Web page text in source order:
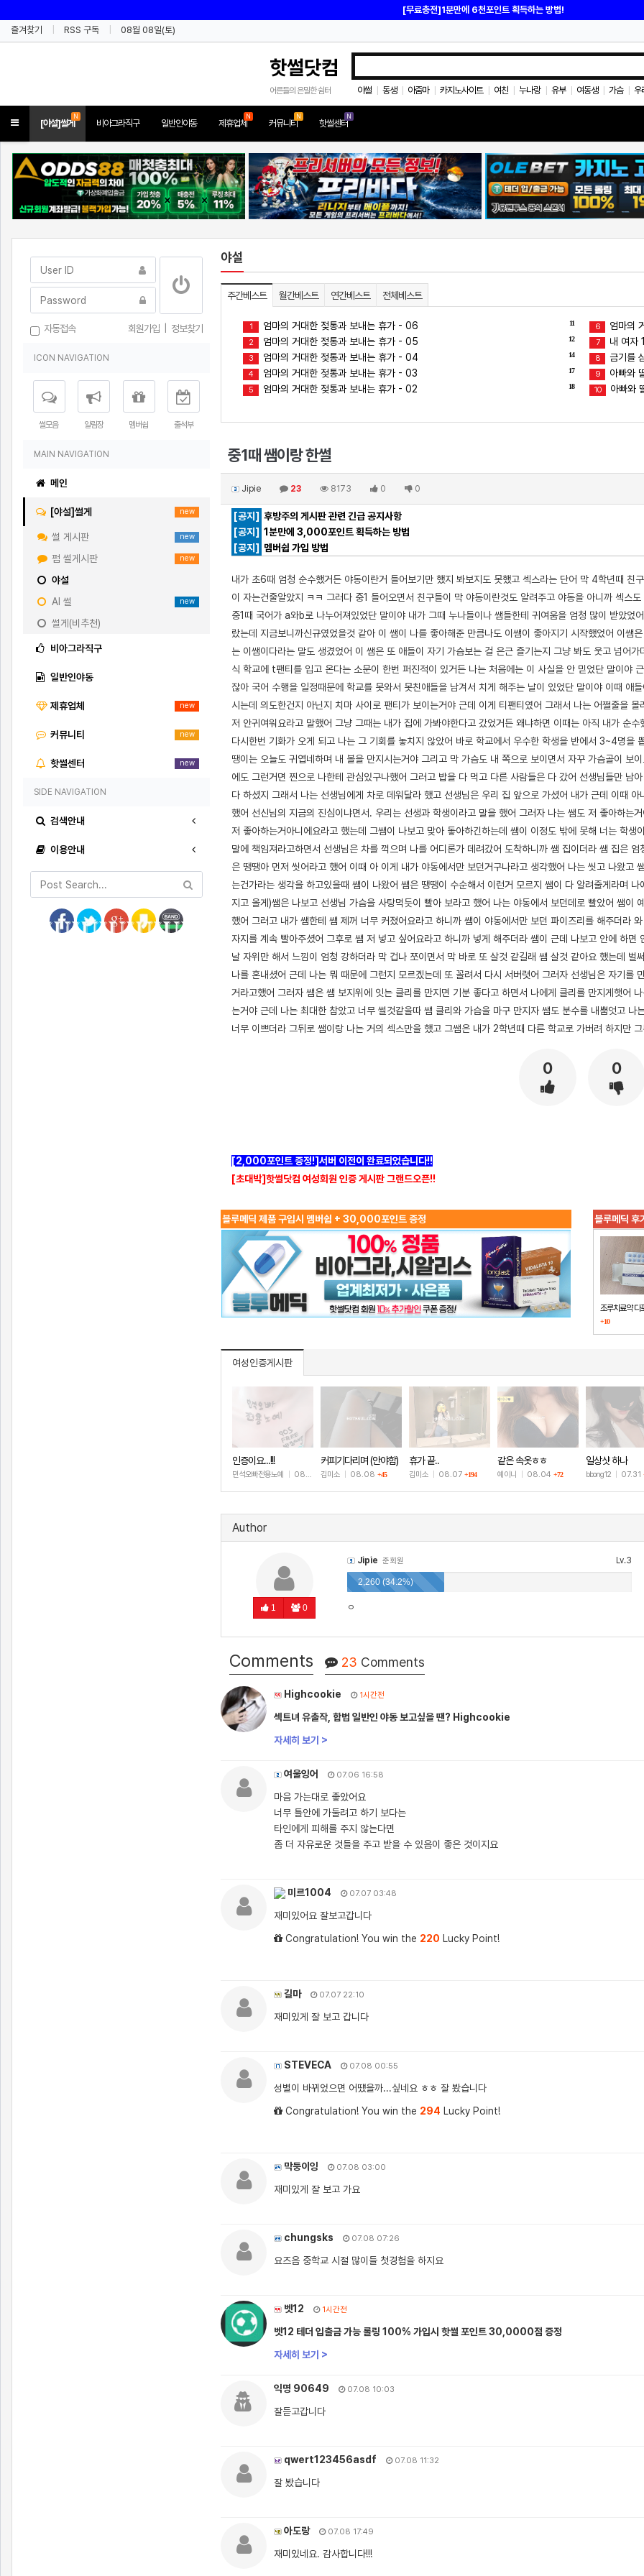
[무료충전]1분만에 6천포인트 획득하는 방법!
즐겨찾기
RSS 구독 08월 08일(토)
핫썰닷컴
어른들의 은밀한 쉼터 야썰 동생 아줌마 카지노사이트 여친 누나랑 유부 여동생 가슴 우
Toggle[야설]썰게
N
비아그라직구 일반인야동 제휴업체
N
커뮤니티
N
핫썰센터
N
야설
주간베스트 월간베스트 연간베스트 전체베스트
11
1 엄마의 거대한 젖통과 보내는 휴가 - 06
12
2 엄마의 거대한 젖통과 보내는 휴가 - 05
14
3 엄마의 거대한 젖통과 보내는 휴가 - 04
17
4 엄마의 거대한 젖통과 보내는 휴가 - 03
18
5 엄마의 거대한 젖통과 보내는 휴가 - 02
6 엄마의
7 내 여자 1
8 금기를
9 아빠와
10 아빠와
중1때 쌤이랑 한썰
Jipie 23 8173 0 0
[공지] 후방주의 게시판 관련 긴급 공지사항
[공지] 1분만에 3,000포인트 획득하는 방법
[공지]
멤버쉽 가입 방법
내가 초6때 엄청 순수했거든 야동이란거 들어보기만 했지 봐보지도 못했고 섹스라는 단어 막 4학년때 친
이 자는건줄알았지 ㅋㅋ 그러다 중1 들어오면서 친구들이 막 야동이란것도 알려주고 야동을 아니까 섹스
중1때 국어가 a와b로 나누어져있었단 말이야 내가 그때 누나들이나 쌤들한테 귀여움을 엄청 많이 받았
랐는데 지금보니까신규였었을것 같아 이 쌤이 나를 좋아해준 만큼나도 이쌤이 좋아지기 시작했었어 이쌤
는 이쌤이다라는 말도 생겼었어 이 쌤은 또 애들이 자기 가슴보는 걸 은근 즐기는지 그냥 봐도 웃고 넘어
식 학교에 t팬티를 입고 온다는 소문이 한번 퍼진적이 있거든 나는 처음에는 이 사실을 안 믿었단 말이야
잖아 국어 수행을 일정때문에 학교를 못와서 못친애들을 남겨서 치게 해주는 날이 있었단 말이야 이때 애
시는데 의도한건지 아닌지 치마 사이로 팬티가 보이는거야 근데 이게 티팬티였어 그래서 나는 어쩔줄을
저 안귀여워요라고 말했어 그냥 그때는 내가 집에 가봐야한다고 갔었거든 왜냐하면 이때는 아직 내가 순
다시한번 기화가 오게 되고 나는 그 기회를 놓치지 않았어 바로 학교에서 우수한 학생을 반에서 3~4명을
땡이는 오늘도 귀엽네하며 내 볼을 만지시는거야 그리고 막 가슴도 내 쪽으로 보이면서 자꾸 가슴골이 보
에도 그런거면 찐으로 나한테 관심있구나했어 그러고 밥을 다 먹고 다른 사람들은 다 갔어 선생님들만 남
다 하셨지 그래서 나는 선생님에게 차로 데워달라 했고 선생님은 우리 집 앞으로 가셨어 내가 근데 이때
했어 선신님의 지금의 진심이냐면서. 우리는 선생과 학생이라고 말을 했어 그러자 나는 쌤도 저 좋아하는
저 좋아하는거아니에요라고 했는데 그쌤이 나보고 맞아 돟아하긴하는데 쌤이 이정도 밖에 못해 너는 학
말에 책임져라고하면서 선생님은 차를 꺽으며 나를 어디론가 데려갔어 도착하니까 쌤 집이더라 쌤 집은
은 땡땡아 먼저 씻어라고 했어 이때 아 이게 내가 야동에서만 보던거구나라고 생각했어 나는 씻고 나왔
는건가라는 생각을 하고있을때 쌤이 나왔어 쌤은 땡땡이 수순해서 이런거 모르지 쌤이 다 알려줄게라며
지고 올게)쌤은 나보고 선생님 가슴을 사탕먹듯이 빨아 보라고 했어 나는 야동에서 보던데로 빨았어 쌤이
했어 그러고 내가 쌤한테 쌤 제꺼 너무 커졌어요라고 하니까 쌤이 야동에서만 보던 파이즈리를 해주더라
자지를 계속 빨아주셨어 그후로 쌤 저 넣고 싶어요라고 하니까 넣게 해주더라 쌤이 근데 나보고 안에 하
날 자위만 해서 느낌이 엄청 강하더라 막 겁나 쪼이면서 막 바로 또 살것 같길래 쌤 살것 같아요 했는데
나를 혼내셨어 근데 나는 뭐 때문에 그런지 모르겠는데 또 꼴려서 다시 서버렷어 그러자 선생님은 자기를
거라고했어 그러자 쌤은 쌤 보지위에 잇는 클리를 만지면 기분 좋다고 하면서 나에게 클리를 만지게햇어
는거야 근데 나는 최대한 참았고 너무 썰것같을따 쌤 클리와 가슴을 마구 만지자 쌤도 분수를 내뿜엇고 나
너무 이쁘더라 그뒤로 쌤이랑 나는 거의 섹스만을 했고 그쌤은 내가 2학년때 다른 학교로 가버려 하지만
0 0
[2,000포인트 증정!]서버 이전이 완료되었습니다!!
[초대박]핫썰닷컴 여성회원 인증 게시판 그랜드오픈!!
블루메딕 제품 구입시 멤버쉽 + 30,000포인트 증정 블루메딕
조루치료약 다
했습니다
+10
여성인증게시판
인증이요...!!!
민석오빠전용노예 08.08 +19
커피기다리며 (안야함)
김미소 08.08 +45
휴가 끝..
김미소 08.07 +194
같은 속옷ㅎㅎ
예이니 08.04 +72
일상샷 하나
bbong12 07.31
Author
1 0
Lv.3
Jipie 준회원
2,260 (34.2%)
ㅇ
Comments 23 Comments
Highcookie 1시간전
섹트녀 유출작, 합법 일반인 야동 보고싶을 땐? Highcookie
자세히 보기 >
여울잉어 07.06 16:58
마음 가는대로 좋았어요
너무 틀안에 가둘려고 하기 보다는
타인에게 피해를 주지 않는다면
좀 더 자유로운 것들을 주고 받을 수 있음이 좋은 것이지요
미르1004 07.07 03:48
재미있어요 잘보고갑니다
Congratulation! You win the 220 Lucky Point!
길마 07.07 22:10
재미있게 잘 보고 갑니다
STEVECA 07.08 00:55
성별이 바뀌었으면 어떘을까...싶네요 ㅎㅎ 잘 봤습니다
Congratulation! You win the 294 Lucky Point!
막둥이잉 07.08 03:00
재미있게 잘 보고 가요
chungsks 07.08 07:26
요즈음 중학교 시절 많이들 첫경험을 하지요
벳12 1시간전
벳12 테더 입출금 가능 롤링 100% 가입시 핫썰 포인트 30,0000점 증정
자세히 보기 >
익명 90649 07.08 10:03
잘듣고갑니다
qwert123456asdf 07.08 11:32
잘 봤습니다
아도랑 07.08 17:49
재미있네요. 감사합니다!!!
자동접속 회원가입 정보찾기
ICON NAVIGATION
썰모음 알림장 멤버쉽 출석부
MAIN NAVIGATION
메인
[야설]썰게 new
new
썰 게시판
new
펌 썰게시판
야설
new
AI 썰
썰게(비추천)
비아그라직구
일반인야동
제휴업체 new
커뮤니티 new
핫썰센터 new
SIDE NAVIGATION
검색안내
이용안내